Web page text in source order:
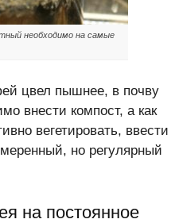
необходимо на самые
цвел пышнее, в почву
внести компост, а как
вегетировать, ввести
но регулярный
на постоянное